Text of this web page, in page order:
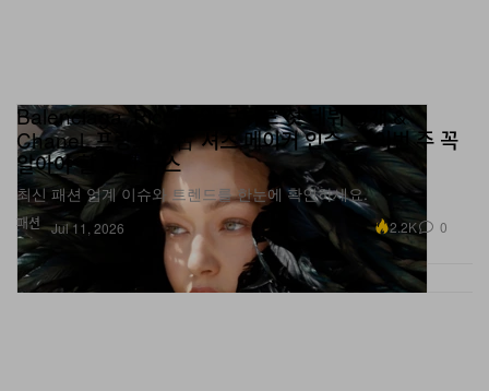
패션
Balenciaga, Piccioli의 쿠튀르 첫 데뷔 공개 &
Chanel, 프랑스 최古 셔츠 메이커 인수 — 이번 주 꼭
알아야 할 패션 뉴스
최신 패션 업계 이슈와 트렌드를 한눈에 확인하세요.
Jul 11, 2026 2.2K 0